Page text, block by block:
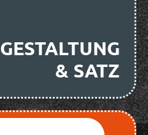
GESTALTUNG
& SATZ